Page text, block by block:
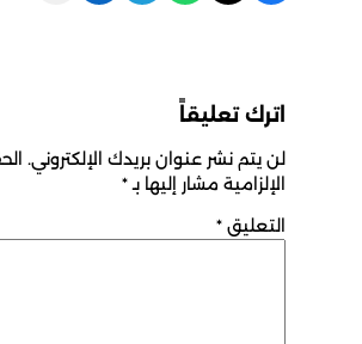
اترك تعليقاً
لن يتم نشر عنوان بريدك الإلكتروني.
الإلزامية مشار إليها بـ*
التعليق *